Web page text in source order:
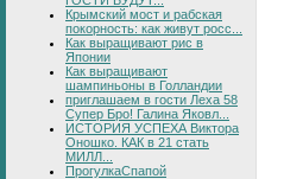
Крымский мост и рабская
покорность: как живут росс...
Как выращивают рис в
Японии
Как выращивают
шампиньоны в Голландии
приглашаем в гости Леха 58
Супер Бро! Галина Яковл...
ИСТОРИЯ УСПЕХА Виктора
Оношко. КАК в 21 стать
МИЛЛ...
ПрогулкаСпапой